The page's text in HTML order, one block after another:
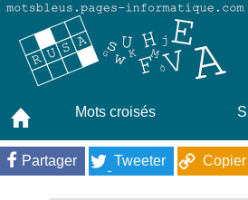
Mots croisés
Partager Tweeter